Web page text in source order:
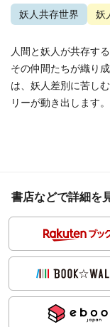
妖人共存世界 妖
人間と妖人が共存す
その仲間たちが織り
は、妖人差別に苦し
リーが動き出します。
書店などで詳細を